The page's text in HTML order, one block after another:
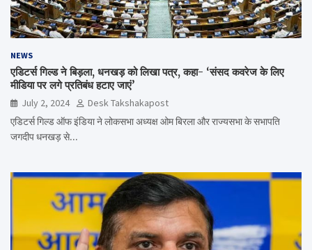
NEWS
एडिटर्स गिल्ड ने बिड़ला, धनखड़ को लिखा पत्र, कहा- ‘संसद कवरेज के लिए
मीडिया पर लगे प्रतिबंध हटाए जाएं’
July 2, 2024
Desk Takshakapost
एडिटर्स गिल्ड ऑफ इंडिया ने लोकसभा अध्यक्ष ओम बिरला और राज्यसभा के सभापति
जगदीप धनखड़ से…